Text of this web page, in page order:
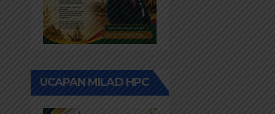
UCAPAN MILAD HPC